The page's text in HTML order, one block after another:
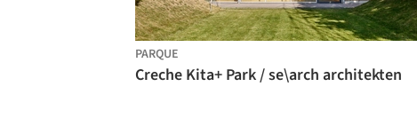
PARQUE
Creche Kita+ Park / se\arch architekten